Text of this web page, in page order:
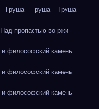
Груша Груша Груша
пропастью во ржи
философский камень
философский камень
философский камень